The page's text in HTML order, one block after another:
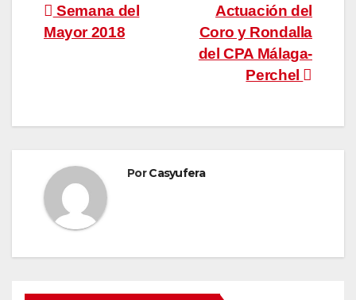
Navegación
de
Actuación del
Coro y Rondalla
del CPA Málaga-
Perchel
Semana del
Mayor 2018
PorCasyufera